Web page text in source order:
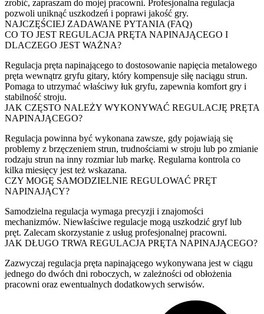
zrobić, zapraszam do mojej pracowni. Profesjonalna regulacja
pozwoli uniknąć uszkodzeń i poprawi jakość gry.
NAJCZĘŚCIEJ ZADAWANE PYTANIA (FAQ)
CO TO JEST REGULACJA PRĘTA NAPINAJĄCEGO I
DLACZEGO JEST WAŻNA?
Regulacja pręta napinającego to dostosowanie napięcia metalowego
pręta wewnątrz gryfu gitary, który kompensuje siłę naciągu strun.
Pomaga to utrzymać właściwy łuk gryfu, zapewnia komfort gry i
stabilność stroju.
JAK CZĘSTO NALEŻY WYKONYWAĆ REGULACJĘ PRĘTA
NAPINAJĄCEGO?
Regulacja powinna być wykonana zawsze, gdy pojawiają się
problemy z brzęczeniem strun, trudnościami w stroju lub po zmianie
rodzaju strun na inny rozmiar lub markę. Regularna kontrola co
kilka miesięcy jest też wskazana.
CZY MOGĘ SAMODZIELNIE REGULOWAĆ PRĘT
NAPINAJĄCY?
Samodzielna regulacja wymaga precyzji i znajomości
mechanizmów. Niewłaściwe regulacje mogą uszkodzić gryf lub
pręt. Zalecam skorzystanie z usług profesjonalnej pracowni.
JAK DŁUGO TRWA REGULACJA PRĘTA NAPINAJĄCEGO?
Zazwyczaj regulacja pręta napinającego wykonywana jest w ciągu
jednego do dwóch dni roboczych, w zależności od obłożenia
pracowni oraz ewentualnych dodatkowych serwisów.